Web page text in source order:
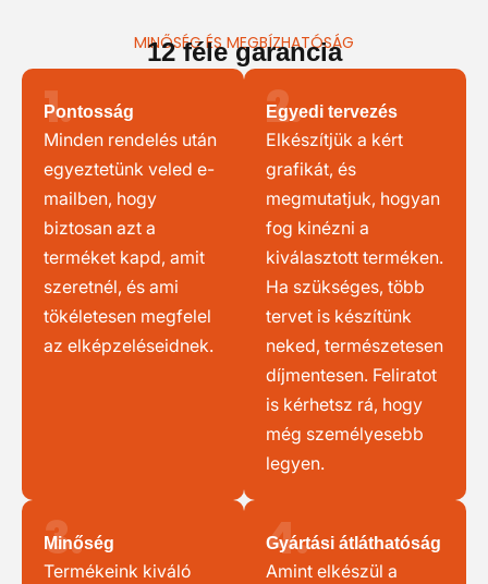
MINŐSÉG ÉS MEGBÍZHATÓSÁG
12 féle garancia
1.
Pontosság
Minden rendelés után
egyeztetünk veled e-
mailben, hogy
biztosan azt a
terméket kapd, amit
szeretnél, és ami
tökéletesen megfelel
az elképzeléseidnek.
2.
Egyedi tervezés
Elkészítjük a kért
grafikát, és
megmutatjuk, hogyan
fog kinézni a
kiválasztott terméken.
Ha szükséges, több
tervet is készítünk
neked, természetesen
díjmentesen. Feliratot
is kérhetsz rá, hogy
még személyesebb
legyen.
3.
Minőség
Termékeink kiváló
4.
Gyártási átláthatóság
Amint elkészül a